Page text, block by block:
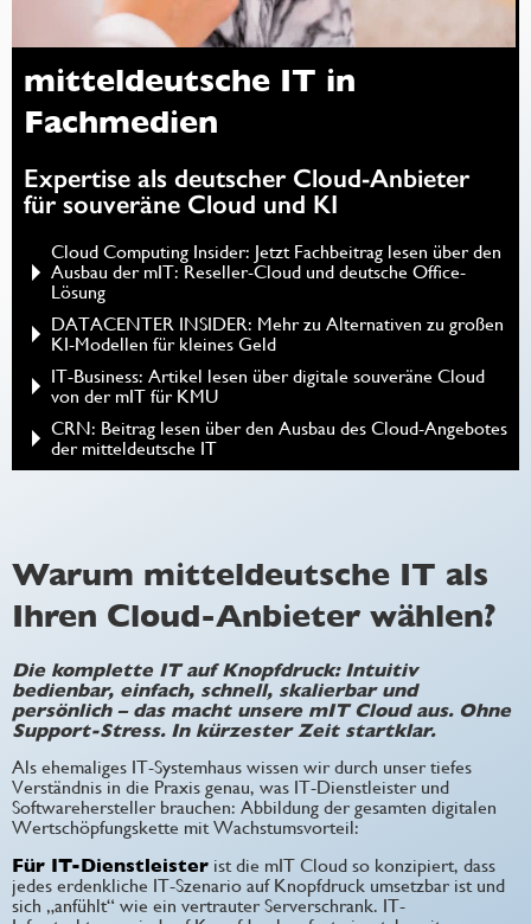
mitteldeutsche IT in
Fachmedien
Expertise als deutscher Cloud-Anbieter
für souveräne Cloud und KI
Cloud Computing Insider: Jetzt Fachbeitrag lesen über den
Ausbau der mIT: Reseller-Cloud und deutsche Office-
Lösung
DATACENTER INSIDER: Mehr zu Alternativen zu großen
KI-Modellen für kleines Geld
IT-Business: Artikel lesen über digitale souveräne Cloud
von der mIT für KMU
CRN: Beitrag lesen über den Ausbau des Cloud-Angebotes
der mitteldeutsche IT
Warum mitteldeutsche IT als
Ihren Cloud-Anbieter wählen?
Die komplette IT auf Knopfdruck: Intuitiv
bedienbar, einfach, schnell, skalierbar und
persönlich – das macht unsere mIT Cloud aus. Ohne
Support-Stress. In kürzester Zeit startklar.
Als ehemaliges IT-Systemhaus wissen wir durch unser tiefes
Verständnis in die Praxis genau, was IT-Dienstleister und
Softwarehersteller brauchen: Abbildung der gesamten digitalen
Wertschöpfungskette mit Wachstumsvorteil:
Für IT-Dienstleister ist die mIT Cloud so konzipiert, dass
jedes erdenkliche IT-Szenario auf Knopfdruck umsetzbar ist und
sich „anfühlt“ wie ein vertrauter Serverschrank. IT-